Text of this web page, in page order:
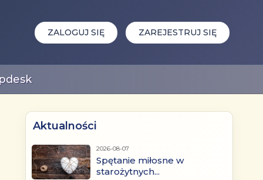
ZALOGUJ SIĘ ZAREJESTRUJ SIĘ
Aktualności
2026-08-07
Spętanie miłosne w
starożytnych...